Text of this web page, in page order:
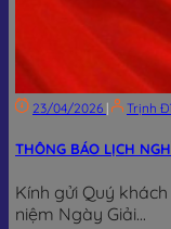
23/04/2026 | Trịnh
THÔNG BÁO LỊCH
Kính gửi Quý
niệm Ngày Giải...